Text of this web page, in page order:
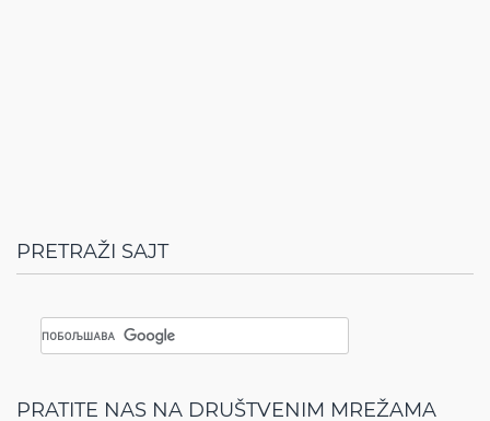
PRETRAŽI SAJT
PRATITE NAS NA DRUŠTVENIM MREŽAMA